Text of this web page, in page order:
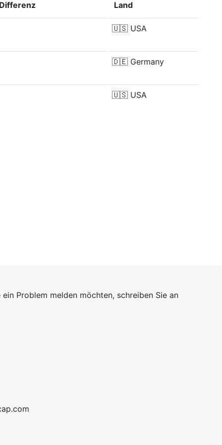
Differenz Land
🇺🇸 USA
🇩🇪 Germany
🇺🇸 USA
Problem melden möchten, schreiben Sie an